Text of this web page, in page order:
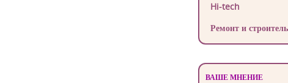
Hi-tech
Ремонт и
ВАШЕ МНЕНИЕ